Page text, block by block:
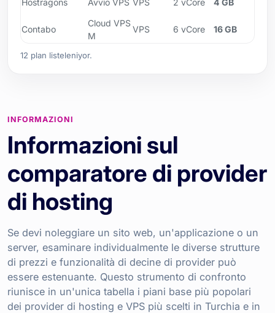
Hostragons
Avvio VPS VPS 2 vCore 4 GB
Contabo
Cloud VPS
M
VPS 6 vCore 16 GB
12 plan listeleniyor.
INFORMAZIONI
Informazioni sul
comparatore di provider
di hosting
Se devi noleggiare un sito web, un'applicazione o un
server, esaminare individualmente le diverse strutture
di prezzi e funzionalità di decine di provider può
essere estenuante. Questo strumento di confronto
riunisce in un'unica tabella i piani base più popolari
dei provider di hosting e VPS più scelti in Turchia e in